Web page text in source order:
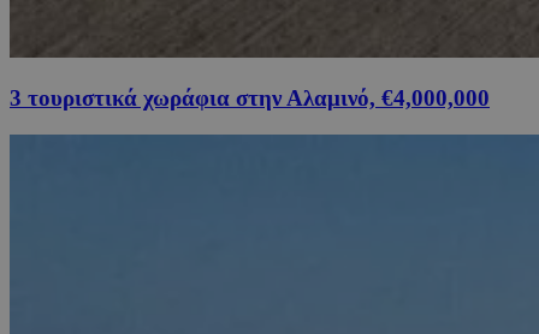
3 τουριστικά χωράφια στην Αλαμινό, €4,000,000